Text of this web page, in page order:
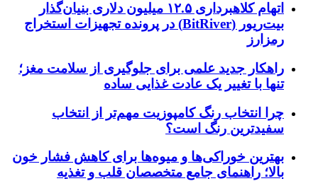
اتهام کلاهبرداری ۱۲.۵ میلیون دلاری بنیان‌گذار
بیت‌ریور (BitRiver) در پرونده تجهیزات استخراج
رمزارز
راهکار جدید علمی برای جلوگیری از سلامت مغز؛
تنها با تغییر یک عادت غذایی ساده
چرا انتخاب رنگ کامپوزیت مهم‌تر از انتخاب
سفیدترین رنگ است؟
بهترین خوراکی‌ها و میوه‌ها برای کاهش فشار خون
بالا؛ راهنمای جامع متخصصان قلب و تغذیه